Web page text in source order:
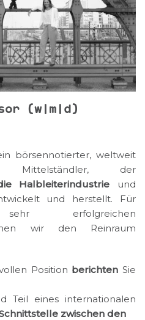
(w|m|d)
börsennotierter, weltweit
Mittelständler, der
Halbleiterindustrie und
und herstellt. Für
erfolgreichen
wir den Reinraum
Position berichtenSie
Teil eines internationalen
zwischen den